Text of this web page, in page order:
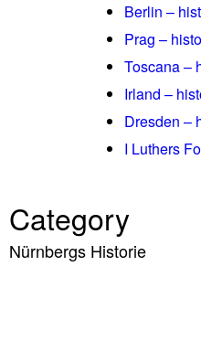
Berlin –
Prag –
Toscana –
Irland –
Dresden –
I Luthers
Category
Nürnbergs Historie